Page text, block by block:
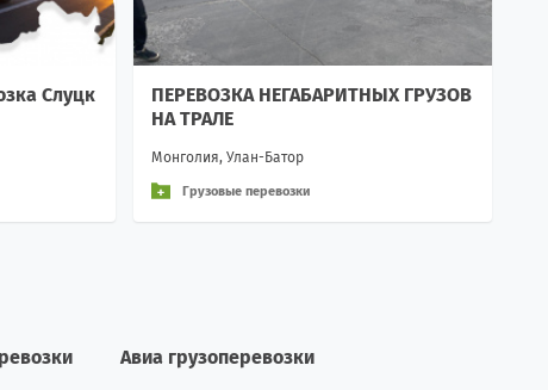
Слуцк
ПЕРЕВОЗКА НЕГАБАРИТНЫХ ГРУЗОВ
НА ТРАЛЕ
Монголия, Улан-Батор
Грузовые перевозки
Авиа грузоперевозки